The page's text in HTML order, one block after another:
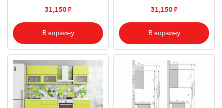
В корзину
31,150 ₽
В корзину
31,150 ₽